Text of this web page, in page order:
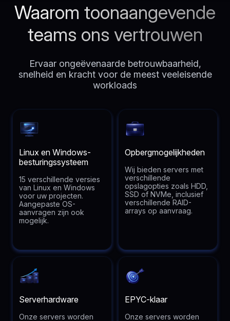
Waarom toonaangevende
teams ons vertrouwen
Ervaar ongeëvenaarde betrouwbaarheid,
snelheid en kracht voor de meest veeleisende
workloads
Linux en Windows-
besturingssysteem
15 verschillende versies
van Linux en Windows
voor uw projecten.
Aangepaste OS-
aanvragen zijn ook
mogelijk.
Opbergmogelijkheden
Wij bieden servers met
verschillende
opslagopties zoals HDD,
SSD of NVMe, inclusief
verschillende RAID-
arrays op aanvraag.
Serverhardware
Onze servers worden
EPYC-klaar
Onze servers worden